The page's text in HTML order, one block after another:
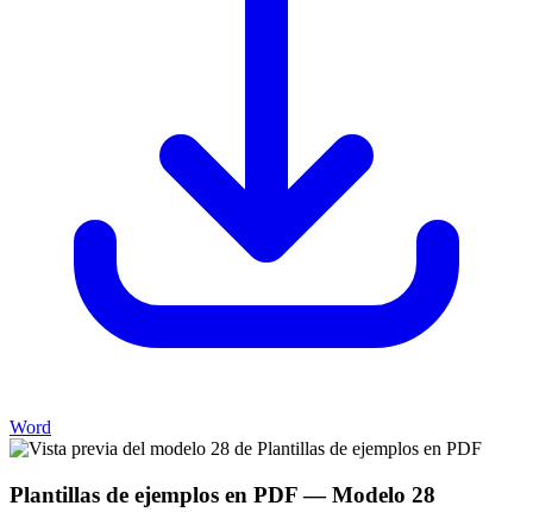
Word
Plantillas de ejemplos en PDF— Modelo 28